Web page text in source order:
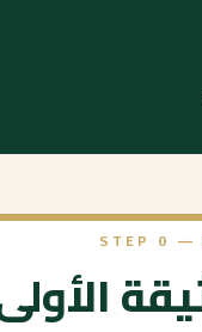
STEP 0 —